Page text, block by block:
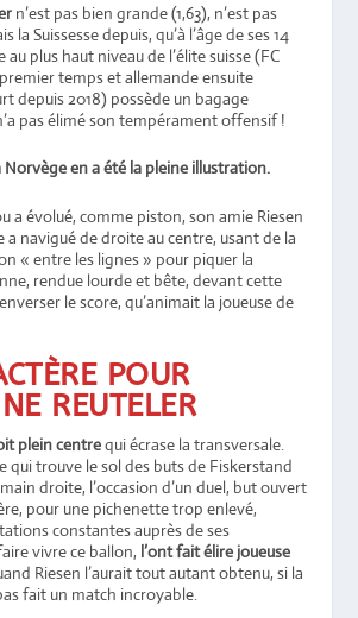
n’est pas bien grande (1,63), n’est pas
la Suissesse depuis, qu’à l’âge de ses 14
au plus haut niveau de l’élite suisse (FC
temps et allemande ensuite
depuis 2018) possède un bagage
pas élimé son tempérament offensif !
Norvège en a été la pleine illustration.
a évolué, comme piston, son amie Riesen
a navigué de droite au centre, usant de la
« entre les lignes » pour piquer la
rendue lourde et bête, devant cette
le score, qu’animait la joueuse de
POUR
REUTELER
plein centrequi écrase la transversale.
qui trouve le sol des buts de Fiskerstand
droite, l’occasion d’un duel, but ouvert
pour une pichenette trop enlevé,
constantes auprès de ses
vivre ce ballon, l’ont fait élire joueuse
Riesen l’aurait tout autant obtenu, si la
fait un match incroyable.